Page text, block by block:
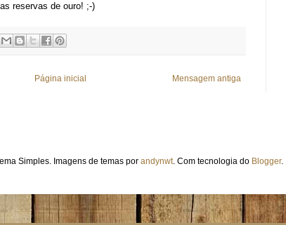
reservas de ouro! ;-)
Mensagem antiga
Página inicial
Simples. Imagens de temas por andynwt. Com tecnologia do Blogger.